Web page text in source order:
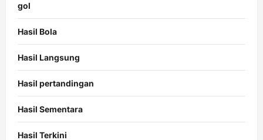
gol
Hasil Bola
Hasil Langsung
Hasil pertandingan
Hasil Sementara
Hasil Terkini